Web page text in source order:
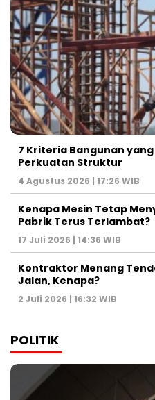
7 Kriteria Bangunan
Perkuatan Struktur
4 Agustus 2026 | 17:26 WIB
Kenapa Mesin Tetap
Pabrik Terus Terlambat?
17 Juli 2026 | 14:36 WIB
Kontraktor Menang
Jalan, Kenapa?
2 Juli 2026 | 16:32 WIB
POLITIK